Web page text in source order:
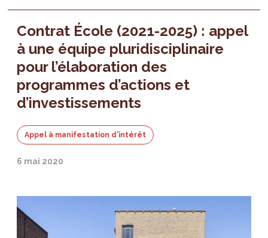
Contrat École (2021-2025) : appel
à une équipe pluridisciplinaire
pour l’élaboration des
programmes d’actions et
d’investissements
Appel à manifestation d'intérêt
6 mai 2020